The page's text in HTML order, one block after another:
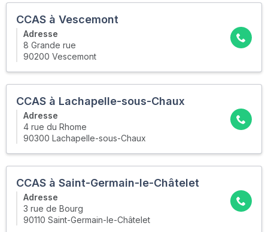
CCAS à Vescemont
Adresse
8 Grande rue
90200 Vescemont
CCAS à Lachapelle-sous-Chaux
Adresse
4 rue du Rhome
90300 Lachapelle-sous-Chaux
CCAS à Saint-Germain-le-Châtelet
Adresse
3 rue de Bourg
90110 Saint-Germain-le-Châtelet